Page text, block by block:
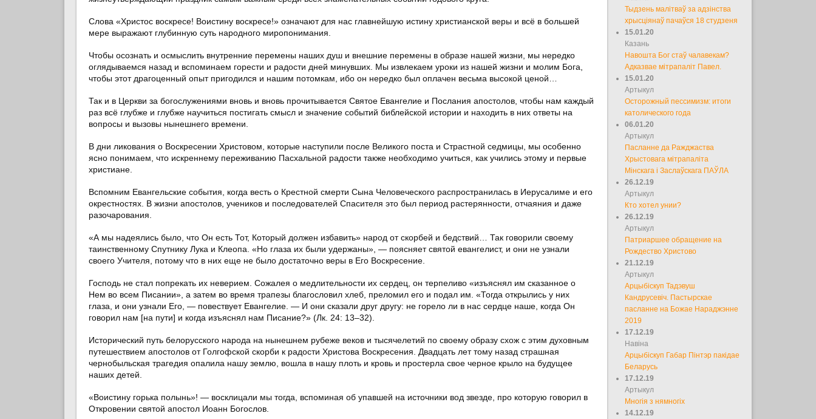
Слова «Христос воскресе! Воистину воскресе!» означают для нас главнейшую истину христианской веры и всё в большей
мере выражают глубинную суть народного миропонимания.
Чтобы осознать и осмыслить внутренние перемены наших душ и внешние перемены в образе нашей жизни, мы нередко
оглядываемся назад и вспоминаем горести и радости дней минувших. Мы извлекаем уроки из нашей жизни и молим Бога,
чтобы этот драгоценный опыт пригодился и нашим потомкам, ибо он нередко был оплачен весьма высокой ценой…
Так и в Церкви за богослужениями вновь и вновь прочитывается Святое Евангелие и Послания апостолов, чтобы нам каждый
раз всё глубже и глубже научиться постигать смысл и значение событий библейской истории и находить в них ответы на
вопросы и вызовы нынешнего времени.
В дни ликования о Воскресении Христовом, которые наступили после Великого поста и Страстной седмицы, мы особенно
ясно понимаем, что искреннему переживанию Пасхальной радости также необходимо учиться, как учились этому и первые
христиане.
Вспомним Евангельские события, когда весть о Крестной смерти Сына Человеческого распространилась в Иерусалиме и его
окрестностях. В жизни апостолов, учеников и последователей Спасителя это был период растерянности, отчаяния и даже
разочарования.
«А мы надеялись было, что Он есть Тот, Который должен избавить» народ от скорбей и бедствий… Так говорили своему
таинственному Спутнику Лука и Клеопа. «Но глаза их были удержаны», — поясняет святой евангелист, и они не узнали
своего Учителя, потому что в них еще не было достаточно веры в Его Воскресение.
Господь не стал попрекать их неверием. Сожалея о медлительности их сердец, он терпеливо «изъяснял им сказанное о
Нем во всем Писании», а затем во время трапезы благословил хлеб, преломил его и подал им. «Тогда открылись у них
глаза, и они узнали Его, — повествует Евангелие. — И они сказали друг другу: не горело ли в нас сердце наше, когда Он
говорил нам [на пути] и когда изъяснял нам Писание?» (Лк. 24: 13–32).
Исторический путь белорусского народа на нынешнем рубеже веков и тысячелетий по своему образу схож с этим духовным
путешествием апостолов от Голгофской скорби к радости Христова Воскресения. Двадцать лет тому назад страшная
чернобыльская трагедия опалила нашу землю, вошла в нашу плоть и кровь и простерла свое черное крыло на будущее
наших детей.
«Воистину горька полынь»! — восклицали мы тогда, вспоминая об упавшей на источники вод звезде, про которую говорил в
Откровении святой апостол Иоанн Богослов.
Тыдзень малітваў за адзінства
хрысціянаў пачаўся 18 студзеня
15.01.20
Казань
Навошта Бог стаў чалавекам?
Адказвае мітрапаліт Павел.
15.01.20
Артыкул
Осторожный пессимизм: итоги
католического года
06.01.20
Артыкул
Пасланне да Ражджаства
Хрыстовага мітрапаліта
Мінскага і Заслаўскага ПАЎЛА
26.12.19
Артыкул
Кто хотел унии?
26.12.19
Артыкул
Патриаршее обращение на
Рождество Христово
21.12.19
Артыкул
Арцыбіскуп Тадэвуш
Кандрусевіч. Пастырскае
пасланне на Божае Нараджэнне
2019
17.12.19
Навіна
Арцыбіскуп Габар Пінтэр пакідае
Беларусь
17.12.19
Артыкул
Многія з нямногіх
14.12.19